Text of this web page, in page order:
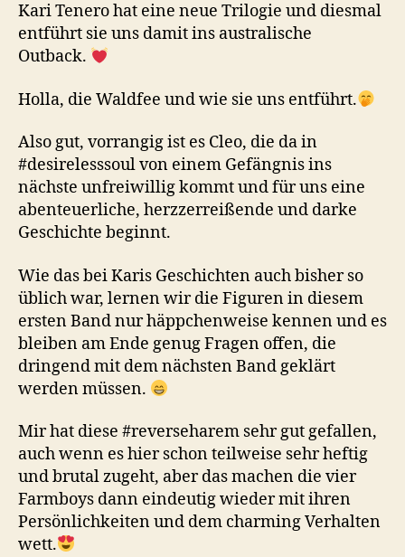
Kari Tenero hat eine neue Trilogie und diesmal
entführt sie uns damit ins australische
Outback.
Holla, die Waldfee und wie sie uns entführt.
Also gut, vorrangig ist es Cleo, die da in
#desirelesssoul von einem Gefängnis ins
nächste unfreiwillig kommt und für uns eine
abenteuerliche, herzzerreißende und darke
Geschichte beginnt.
Wie das bei Karis Geschichten auch bisher so
üblich war, lernen wir die Figuren in diesem
ersten Band nur häppchenweise kennen und es
bleiben am Ende genug Fragen offen, die
dringend mit dem nächsten Band geklärt
werden müssen.
Mir hat diese #reverseharem sehr gut gefallen,
auch wenn es hier schon teilweise sehr heftig
und brutal zugeht, aber das machen die vier
Farmboys dann eindeutig wieder mit ihren
Persönlichkeiten und dem charming Verhalten
wett.